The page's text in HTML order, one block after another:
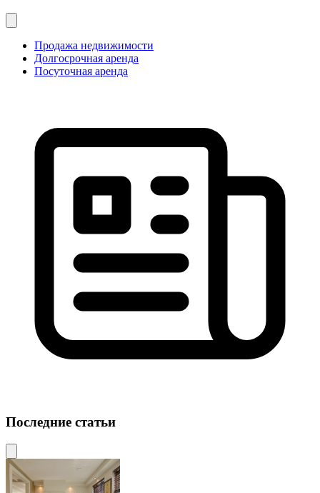
Продажа недвижимости
Долгосрочная аренда
Посуточная аренда
Последние статьи